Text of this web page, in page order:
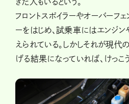
フロントスポイラーやオーバーフ
ーをはじめ、試乗車にはエンジ
えられている。しかしそれが現
げる結果になっていれば、けっこう